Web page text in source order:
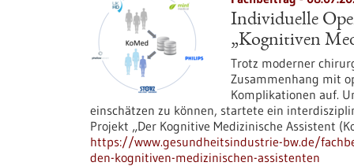
Individuelle
„Kognitiven
Trotz moderner
Zusammenhang mit
Komplikationen auf.
einschätzen zu können, startete ein
Projekt „Der Kognitive Medizinische Assistent
https://www.gesundheitsindustrie-bw.de/
den-kognitiven-medizinischen-assistenten